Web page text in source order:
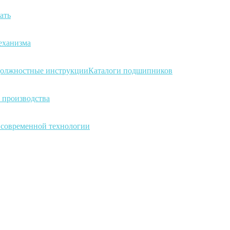
инструкцииКаталоги подшипников
технологии